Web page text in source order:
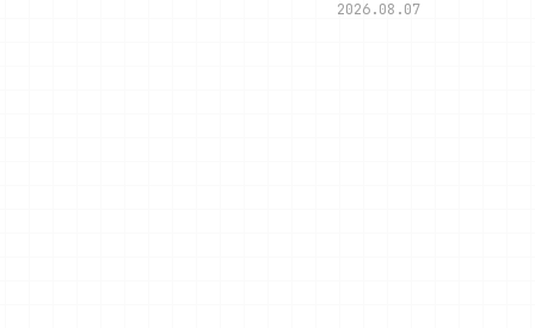
2026.08.07